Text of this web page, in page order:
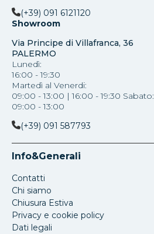
(+39) 091 6121120
Showroom
Via Principe di Villafranca, 36
PALERMO
Lunedì:
16:00 - 19:30
Martedì al Venerdi:
09:00 - 13:00 | 16:00 - 19:30 Sabato:
09:00 - 13:00
(+39) 091 587793
Info&Generali
Contatti
Chi siamo
Chiusura Estiva
Privacy e cookie policy
Dati legali